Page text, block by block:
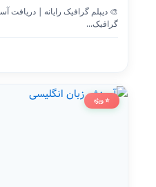
🎨 دیپلم گرافیک رایانه | دریافت
گرافیک...
⭐ ویژه